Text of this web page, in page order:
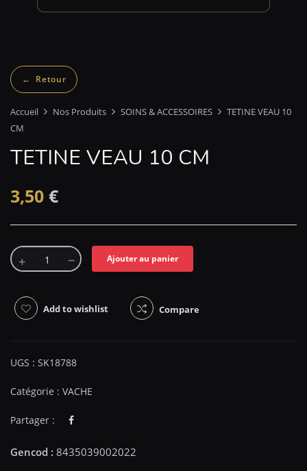
Accueil Nos Produits SOINS & ACCESSOIRES
TETINE VEAU 10
CM
TETINE VEAU 10 CM
3,50 €
Ajouter au panier
Add to wishlist Compare
UGS : SK18788
Catégorie : VACHE
Partager :